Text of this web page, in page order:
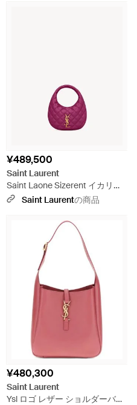
¥489,500
Saint Laurent
Saint Laone Sizerent イカリー
ノ（キルティングナッパレザ
Saint Laurentの商品
¥480,300
Saint Laurent
Ysl ロゴ レザー ショルダーバッ